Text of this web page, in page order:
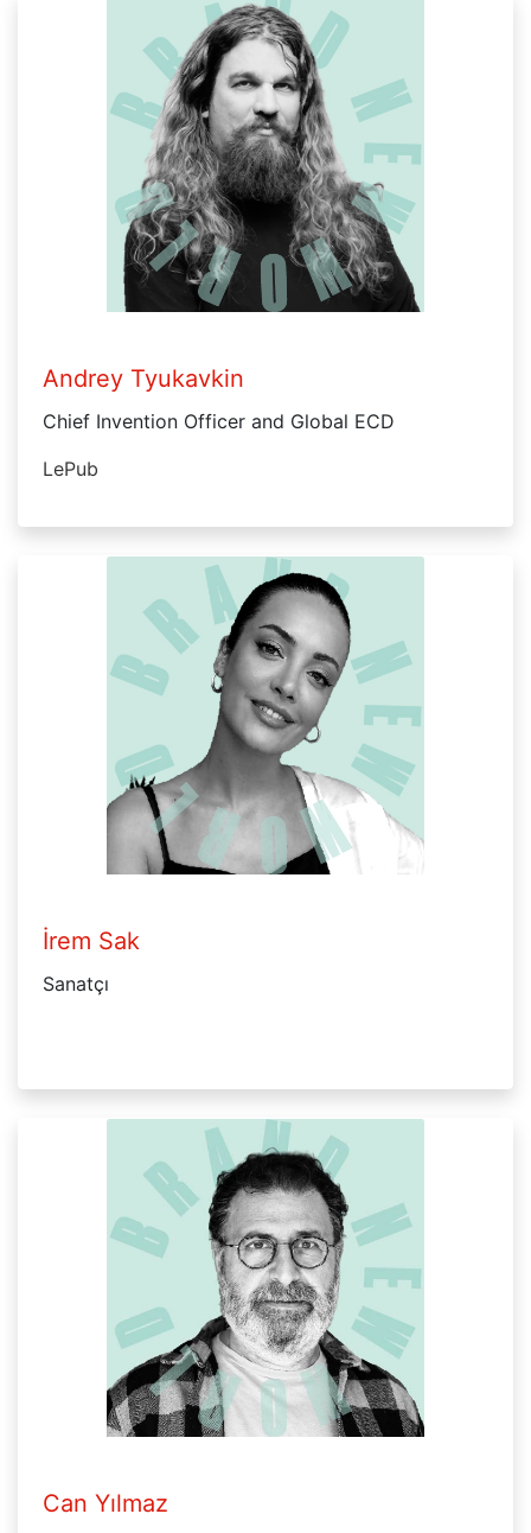
Andrey Tyukavkin
Chief Invention Officer and Global ECD
LePub
İrem Sak
Sanatçı
Can Yılmaz